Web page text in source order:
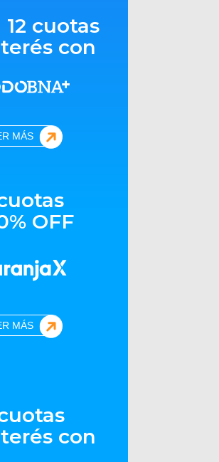
12 cuotas
con
MÁS
OFF
MÁS
con